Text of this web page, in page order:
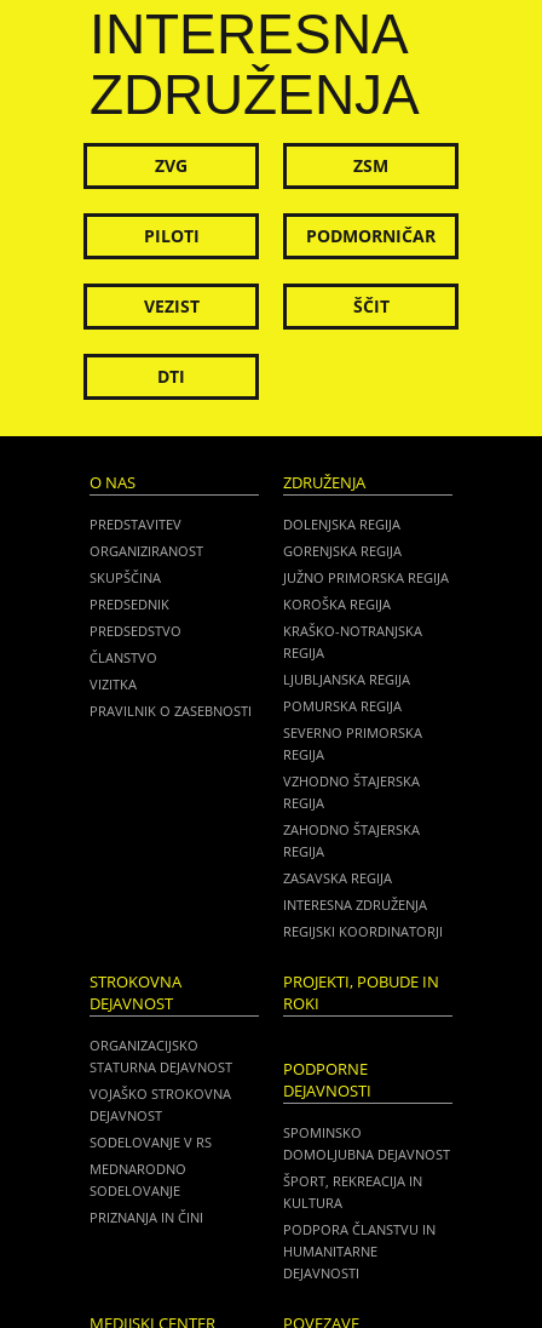
INTERESNA
ZDRUŽENJA
ZVG ZSM
PILOTI PODMORNIČAR
VEZIST ŠČIT
DTI
O NAS
PREDSTAVITEV
ORGANIZIRANOST
SKUPŠČINA
PREDSEDNIK
PREDSEDSTVO
ČLANSTVO
VIZITKA
PRAVILNIK O ZASEBNOSTI
ZDRUŽENJA
DOLENJSKA REGIJA
GORENJSKA REGIJA
JUŽNO PRIMORSKA REGIJA
KOROŠKA REGIJA
KRAŠKO-NOTRANJSKA
REGIJA
LJUBLJANSKA REGIJA
POMURSKA REGIJA
SEVERNO PRIMORSKA
REGIJA
VZHODNO ŠTAJERSKA
REGIJA
ZAHODNO ŠTAJERSKA
REGIJA
ZASAVSKA REGIJA
INTERESNA ZDRUŽENJA
REGIJSKI KOORDINATORJI
STROKOVNA
DEJAVNOST
ORGANIZACIJSKO
STATURNA DEJAVNOST
VOJAŠKO STROKOVNA
DEJAVNOST
SODELOVANJE V RS
MEDNARODNO
SODELOVANJE
PRIZNANJA IN ČINI
PROJEKTI, POBUDE IN
ROKI
PODPORNE
DEJAVNOSTI
SPOMINSKO
DOMOLJUBNA DEJAVNOST
ŠPORT, REKREACIJA IN
KULTURA
PODPORA ČLANSTVU IN
HUMANITARNE
DEJAVNOSTI
MEDIJSKI CENTER POVEZAVE